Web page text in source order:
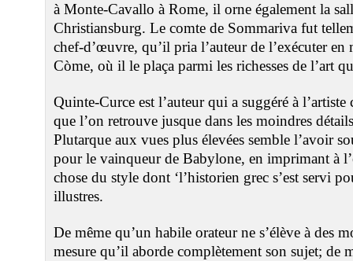
à Monte-Cavallo à Rome, il orne également la
Christiansburg. Le comte de Sommariva fut
chef-d’œuvre, qu’il pria l’auteur de l’exécuter
Còme, où il le plaça parmi les richesses de l’art
Quinte-Curce est l’auteur qui a suggéré à
que l’on retrouve jusque dans les moindres
Plutarque aux vues plus élevées semble l’avoir
pour le vainqueur de Babylone, en imprimant à
chose du style dont ‘l’historien grec s’est servi
illustres.
De même qu’un habile orateur ne s’élève à des
mesure qu’il aborde complètement son sujet; de